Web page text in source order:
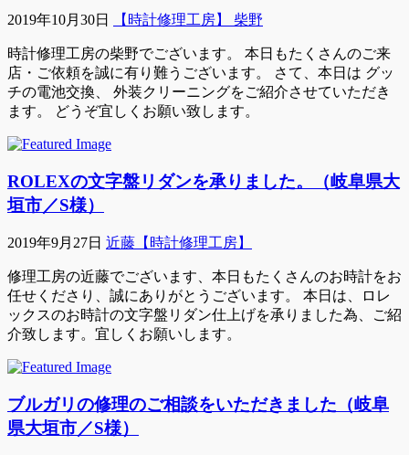
2019年10月30日 【時計修理工房】 柴野
時計修理工房の柴野でございます。 本日もたくさんのご来
店・ご依頼を誠に有り難うございます。 さて、本日は グッ
チの電池交換、 外装クリーニングをご紹介させていただき
ます。 どうぞ宜しくお願い致します。
ROLEXの文字盤リダンを承りました。（岐阜県大
垣市／S様）
2019年9月27日 近藤【時計修理工房】
修理工房の近藤でございます、本日もたくさんのお時計をお
任せくださり、誠にありがとうございます。 本日は、ロレ
ックスのお時計の文字盤リダン仕上げを承りました為、ご紹
介致します。宜しくお願いします。
ブルガリの修理のご相談をいただきました（岐阜
県大垣市／S様）